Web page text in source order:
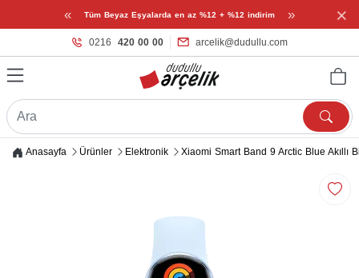
« Tüm Beyaz Eşyalarda en az %12 + %12 indirim » ×
0216 420 00 00 arcelik@dudullu.com
Anasayfa Ürünler Elektronik Xiaomi Smart Band 9 Arctic Blue Akıllı